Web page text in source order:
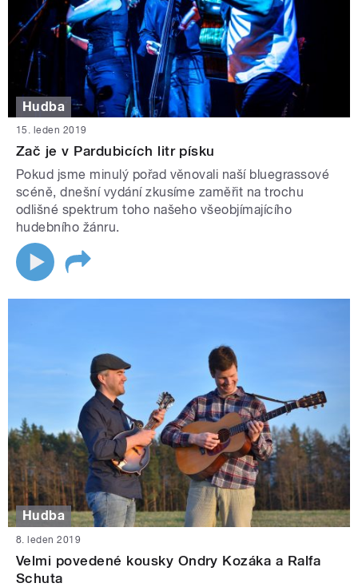
Hudba
15. leden 2019
Zač je v Pardubicích litr písku
Pokud jsme minulý pořad věnovali naší bluegrassové
scéně, dnešní vydání zkusíme zaměřit na trochu
odlišné spektrum toho našeho všeobjímajícího
hudebního žánru.
Hudba
8. leden 2019
Velmi povedené kousky Ondry Kozáka a Ralfa
Schuta